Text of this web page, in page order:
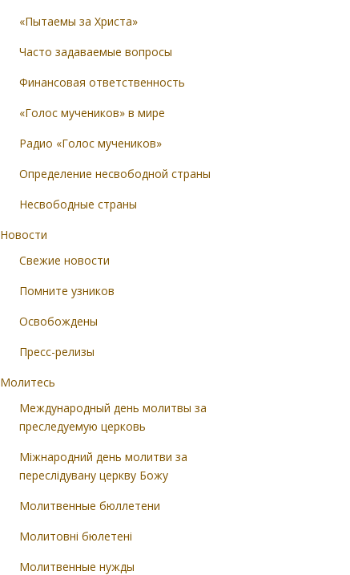
«Пытаемы за Христа»
Часто задаваемые вопросы
Финансовая ответственность
«Голос мучеников» в мире
Радио «Голос мучеников»
Определение несвободной страны
Несвободные страны
Новости
Свежие новости
Помните узников
Освобождены
Пресс-релизы
Молитесь
Международный день молитвы за
преследуемую церковь
Міжнародний день молитви за
переслідувану церкву Божу
Молитвенные бюллетени
Молитовні бюлетені
Молитвенные нужды